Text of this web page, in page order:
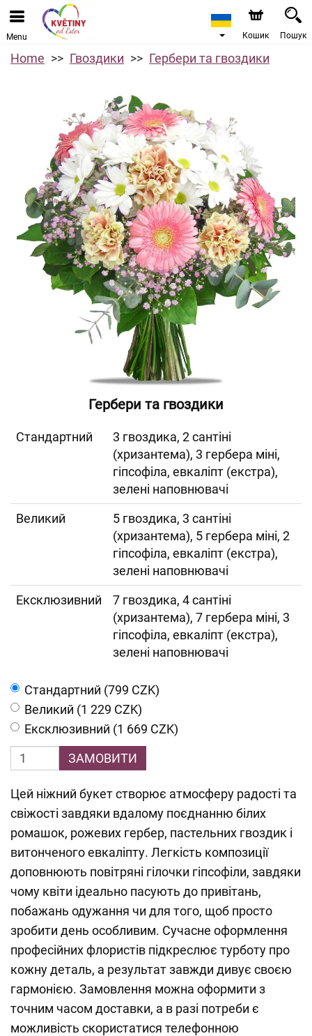
Menu Кошик Пошук
Home Гвоздики Гербери та гвоздики
Гербери та гвоздики
Cтандартний
3 гвоздика, 2 сантіні
(хризантема), 3 гербера міні,
гіпсофіла, евкаліпт (екстра),
зелені наповнювачі
Великий
5 гвоздика, 3 сантіні
(хризантема), 5 гербера міні, 2
гіпсофіла, евкаліпт (екстра),
зелені наповнювачі
Ексклюзивний
7 гвоздика, 4 сантіні
(хризантема), 7 гербера міні, 3
гіпсофіла, евкаліпт (екстра),
зелені наповнювачі
Cтандартний (799 CZK)
Великий (1 229 CZK)
Ексклюзивний (1 669 CZK)
ЗАМОВИТИ
Цей ніжний букет створює атмосферу радості та
свіжості завдяки вдалому поєднанню білих
ромашок, рожевих гербер, пастельних гвоздик і
витонченого евкаліпту. Легкість композиції
доповнюють повітряні гілочки гіпсофіли, завдяки
чому квіти ідеально пасують до привітань,
побажань одужання чи для того, щоб просто
зробити день особливим. Сучасне оформлення
професійних флористів підкреслює турботу про
кожну деталь, а результат завжди дивує своєю
гармонією. Замовлення можна оформити з
точним часом доставки, а в разі потреби є
можливість скористатися телефонною